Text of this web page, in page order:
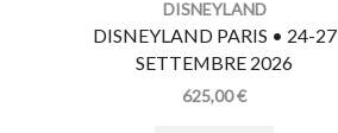
DISNEYLAND
DISNEYLAND PARIS • 24-27
SETTEMBRE 2026
625,00€